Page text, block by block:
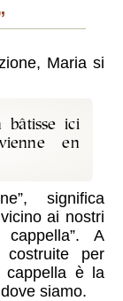
Maria si
bâtisse ici
en
significa
ai nostri
A
per
cappella è la
siamo.